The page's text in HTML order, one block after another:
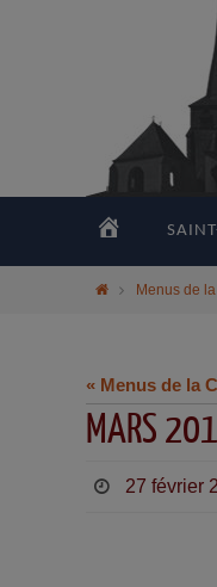
ACCUEIL
Menus de
« Menus de la
MARS
27 février